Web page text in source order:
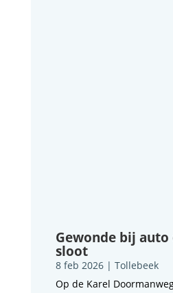
Gewonde bij
sloot
8 feb 2026| Tollebeek
Op de Karel